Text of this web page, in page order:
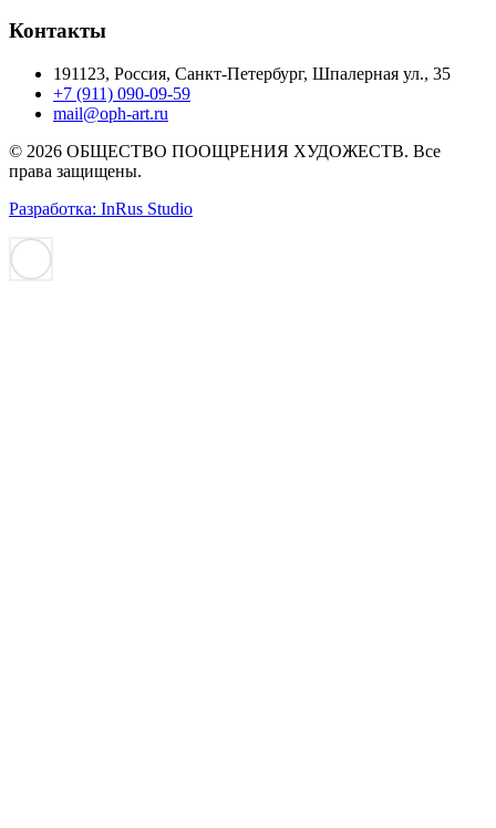
Контакты
191123, Россия, Санкт-Петербург, Шпалерная ул., 35
+7 (911) 090-09-59
mail@oph-art.ru
© 2026 ОБЩЕСТВО ПООЩРЕНИЯ ХУДОЖЕСТВ. Все
права защищены.
Разработка: InRus Studio